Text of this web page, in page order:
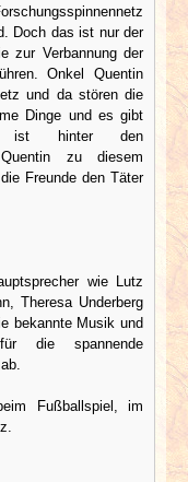
Doch das ist nur der
zur Verbannung der
Onkel Quentin
und da stören die
Dinge und es gibt
ist hinter den
zu diesem
Freunde den Täter
wie Lutz
Theresa Underberg
bekannte Musik und
die spannende
Fußballspiel, im